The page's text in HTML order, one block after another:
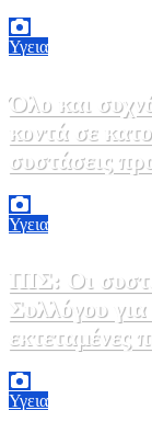
ΠΟΕΔΗΝ
Υγεια
Όλο και
κοντά σε
συστάσεις
κόσμο
Υγεια
ΠΙΣ: Οι
Συλλόγου
εκτεταμένες
Υγεια